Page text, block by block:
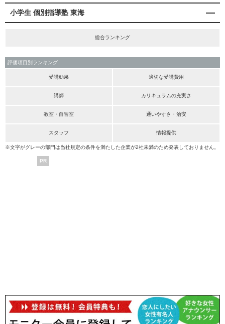
小学生 個別指導塾 東海
総合ランキング
評価項目別ランキング
受講効果 適切な受講費用
講師 カリキュラムの充実さ
教室・自習室 通いやすさ・治安
スタッフ 情報提供
※文字がグレーの部門は当社規定の条件を満たした企業が2社未満のため発表しておりません。
PR